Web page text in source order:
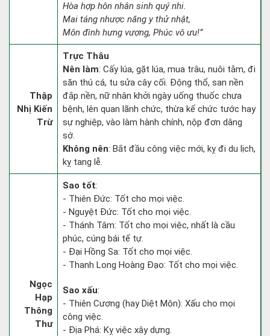
Hòa hợp hôn nhân sinh quý nhi.
Mai táng nhược năng y thử nhật,
Môn đình hưng vượng, Phúc vô ưu!”
Thập
Nhị Kiến
Trừ
Trực Thâu
Nên làm: Cấy lúa, gặt lúa, mua trâu, nuôi tằm, đi
săn thú cá, tu sửa cây cối. Động thổ, san nền
đắp nền, nữ nhân khởi ngày uống thuốc chưa
bệnh, lên quan lãnh chức, thừa kế chức tước hay
sự nghiệp, vào làm hành chính, nộp đơn dâng
sớ.
Không nên: Bắt đầu công việc mới, kỵ đi du lịch,
kỵ tang lễ.
Ngọc
Hạp
Thông
Thư
Sao tốt:
- Thiên Đức: Tốt cho mọi việc.
- Nguyệt Đức: Tốt cho mọi việc.
- Thánh Tâm: Tốt cho mọi việc, nhất là cầu
phúc, cúng bái tế tự.
- Đại Hồng Sa: Tốt cho mọi việc.
- Thanh Long Hoàng Đạo: Tốt cho mọi việc.
Sao xấu:
- Thiên Cương (hay Diệt Môn): Xấu cho mọi
công việc.
- Địa Phá: Kỵ việc xây dựng.